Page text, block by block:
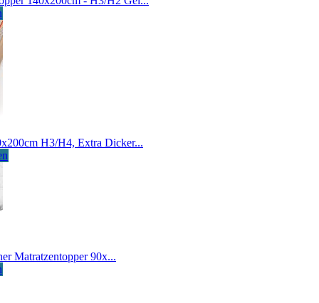
H3/H4, Extra Dicker...
Matratzentopper 90x...